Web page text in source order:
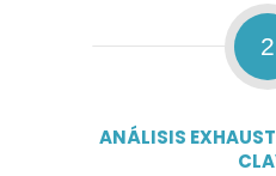
2
ANÁLISIS